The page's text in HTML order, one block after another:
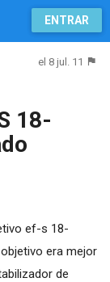
ENTRAR
el 8 jul. 11
18-
ef-s 18-
era mejor
de